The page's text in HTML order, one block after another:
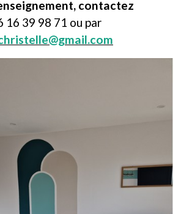
contactez
16 39 98 71 ou par